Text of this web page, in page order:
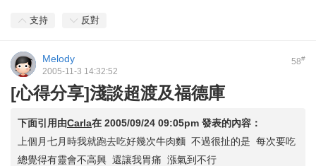
支持 反對
58#
Melody
2005-11-3 14:32:52
[心得分享]淺談超渡及福德庫
下面引用由Carla在 2005/09/24 09:05pm 發表的內容：
上個月七月時我就跑去吃好幾次牛肉麵 不過很扯的是 每次要吃
總覺得有靈會不高興 還讓我胃痛 漲氣到不行